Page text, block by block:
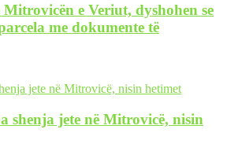
e Veriut, dyshohen se
me dokumente të
shenja jete në Mitrovicë, nisin